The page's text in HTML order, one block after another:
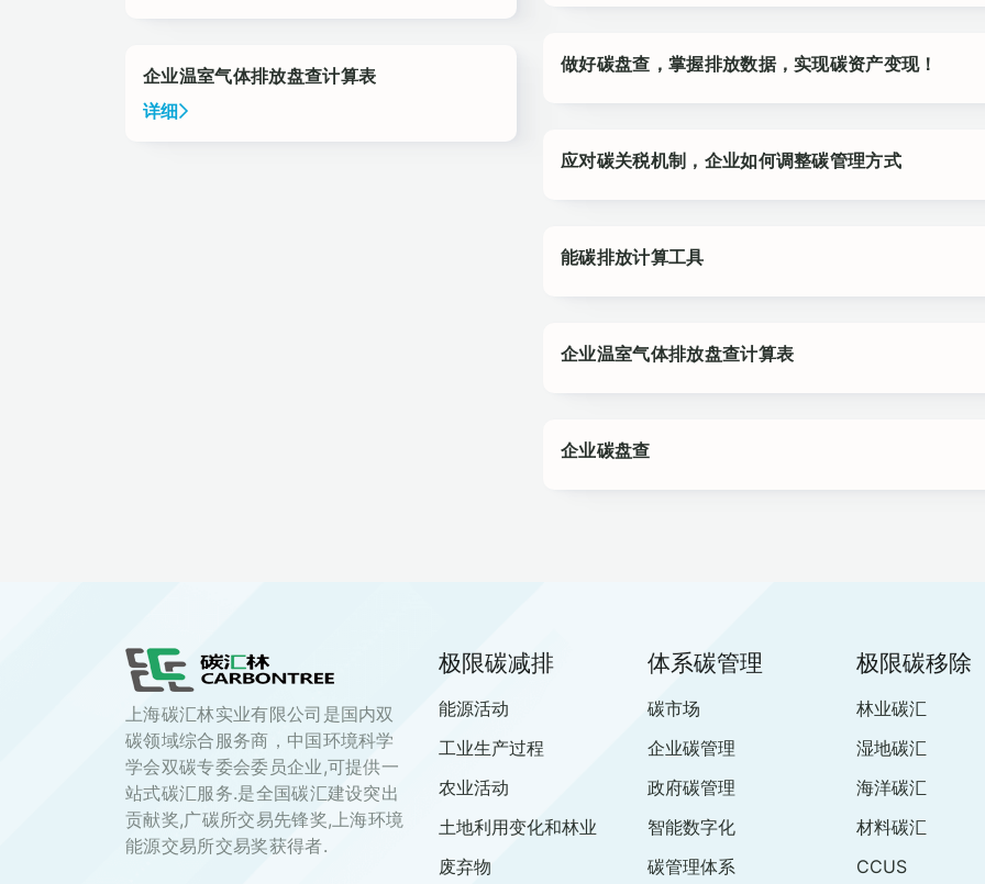
企业温室气体排放盘查计算表
详细
做好碳盘查，掌握排放数据，实现碳资产变现！
应对碳关税机制，企业如何调整碳管理方式
能碳排放计算工具
企业温室气体排放盘查计算表
企业碳盘查
上海碳汇林实业有限公司是国内双
碳领域综合服务商，中国环境科学
学会双碳专委会委员企业,可提供一
站式碳汇服务.是全国碳汇建设突出
贡献奖,广碳所交易先锋奖,上海环境
能源交易所交易奖获得者.
极限碳减排
能源活动
工业生产过程
农业活动
土地利用变化和林业
废弃物
体系碳管理
碳市场
企业碳管理
政府碳管理
智能数字化
碳管理体系
极限碳移除
林业碳汇
湿地碳汇
海洋碳汇
材料碳汇
CCUS